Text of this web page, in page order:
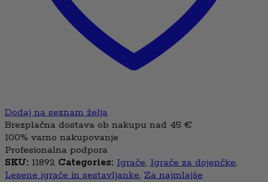
Dodaj na seznam želja
Brezplačna dostava ob nakupu nad 45 €
100% varno nakupovanje
Profesionalna podpora
SKU: 11892 Categories: Igrače, Igrače za dojenčke,
Lesene igrače in sestavljanke, Za najmlajše